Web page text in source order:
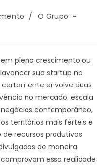
/ O Grupo
pleno crescimento ou
sua startup no
envolve duas
no mercado: escala
contemporâneo,
territórios mais férteis e
recursos produtivos
de maneira
essa realidade